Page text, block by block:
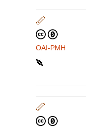
OAI-PMH